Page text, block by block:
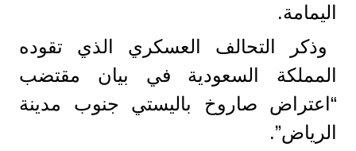
اليمامة.
وذكر التحالف العسكري الذي تقوده
المملكة السعودية في بيان مقتضب
“اعتراض صاروخ باليستي جنوب مدينة
الرياض”.